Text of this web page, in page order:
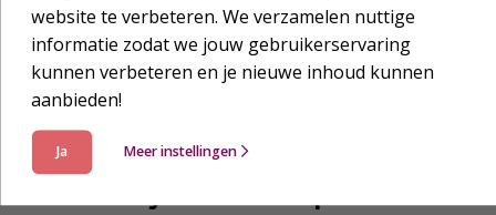
website te verbeteren. We verzamelen nuttige
informatie zodat we jouw gebruikerservaring
kunnen verbeteren en je nieuwe inhoud kunnen
aanbieden!
Ja Meer instellingen